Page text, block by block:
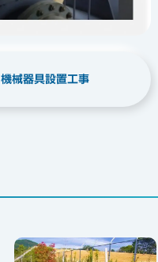
機械器具設置工事